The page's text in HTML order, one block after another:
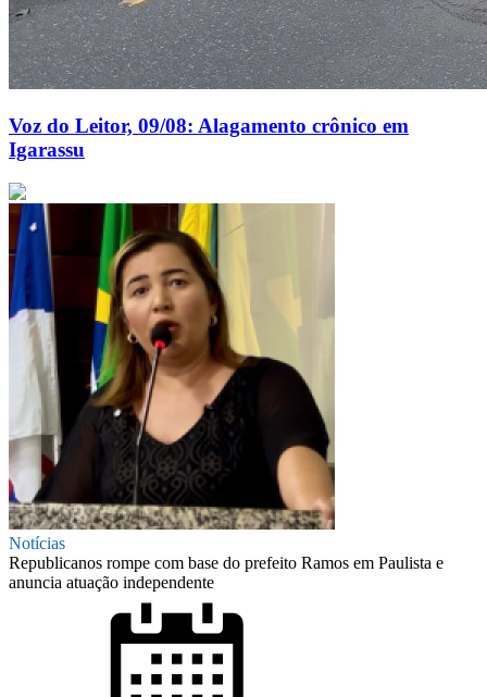
Voz do Leitor, 09/08: Alagamento crônico em
Igarassu
Notícias
Republicanos rompe com base do prefeito Ramos em Paulista e
anuncia atuação independente